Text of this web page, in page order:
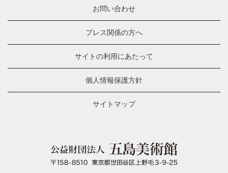
お問い合わせ
プレス関係の方へ
サイトの利用にあたって
個人情報保護方針
サイトマップ